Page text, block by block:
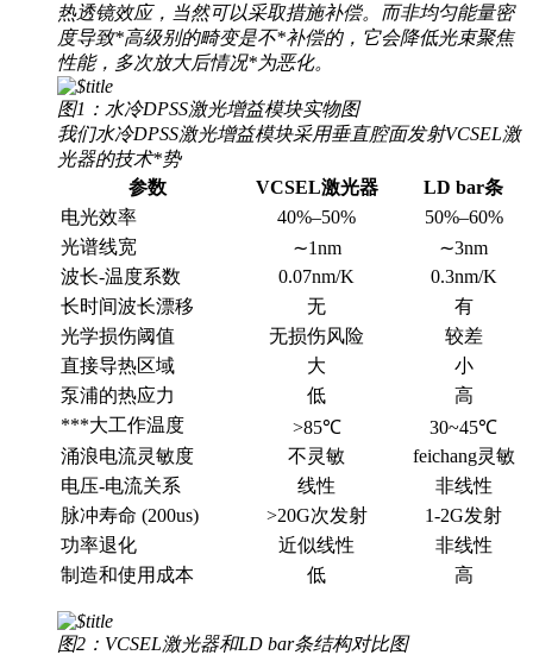
热透镜效应，当然可以采取措施补偿。而非均匀能量密
度导致*高级别的畸变是不*补偿的，它会降低光束聚焦
性能，多次放大后情况*为恶化。
图1：水冷DPSS激光增益模块实物图
我们水冷DPSS激光增益模块采用垂直腔面发射VCSEL激
光器的技术*势
参数
VCSEL激光器
LD bar条
电光效率
40%–50%
50%–60%
光谱线宽
∼1nm
∼3nm
波长-温度系数
0.07nm/K
0.3nm/K
长时间波长漂移
无
有
光学损伤阈值
无损伤风险
较差
直接导热区域
大
小
泵浦的热应力
低
高
***大工作温度
>85℃
30~45℃
涌浪电流灵敏度
不灵敏
feichang灵敏
电压-电流关系
线性
非线性
脉冲寿命 (200us)
>20G次发射
1-2G发射
功率退化
近似线性
非线性
制造和使用成本
低 高
图2： VCSEL激光器和LD bar条结构对比图